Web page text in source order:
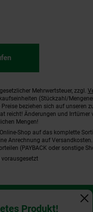
Produkt!
Mehrwertsteuer, zzgl.
(Stückzahl/
beziehen sich auf unseren
reicht! Änderungen und
Mengen!
Shop auf das komplette
Anrechnung auf
(PAYBACK oder sonstige